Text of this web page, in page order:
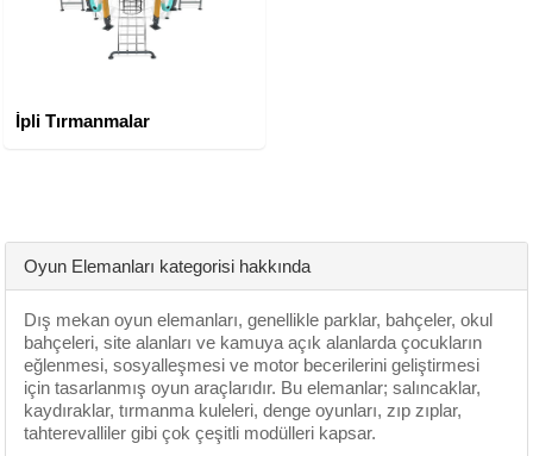
İpli Tırmanmalar
Oyun Elemanları kategorisi hakkında
Dış mekan oyun elemanları, genellikle parklar, bahçeler, okul
bahçeleri, site alanları ve kamuya açık alanlarda çocukların
eğlenmesi, sosyalleşmesi ve motor becerilerini geliştirmesi
için tasarlanmış oyun araçlarıdır. Bu elemanlar; salıncaklar,
kaydıraklar, tırmanma kuleleri, denge oyunları, zıp zıplar,
tahterevalliler gibi çok çeşitli modülleri kapsar.